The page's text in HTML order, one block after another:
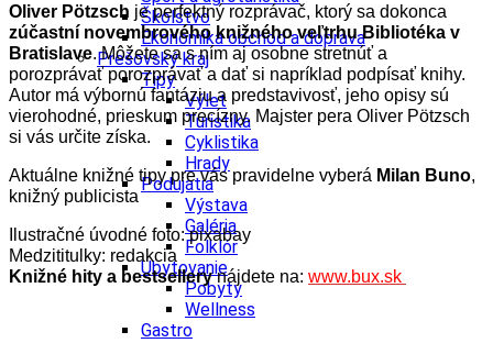
Školstvo
Ekonomika obchod a doprava
Prešovský kraj
Tipy
Výlet
Turistika
Cyklistika
Hrady
Podujatia
Výstava
Galéria
Folklór
Ubytovanie
Pobyty
Wellness
Gastro
Oliver Pötzsch je perfektný rozprávač, ktorý sa dokonca
zúčastní novembrového knižného veľtrhu Bibliotéka v
Bratislave. Môžete sa s ním aj osobne stretnúť a
porozprávať porozprávať a dať si napríklad podpísať knihy.
Autor má výbornú fantáziu a predstavivosť, jeho opisy sú
vierohodné, prieskum precízny. Majster pera Oliver Pötzsch
si vás určite získa.
Aktuálne knižné tipy pre vás pravidelne vyberá Milan Buno,
knižný publicista
Ilustračné úvodné foto: pixabay
Medzititulky: redakcia
Knižné hity a bestsellerynájdete na: www.bux.sk